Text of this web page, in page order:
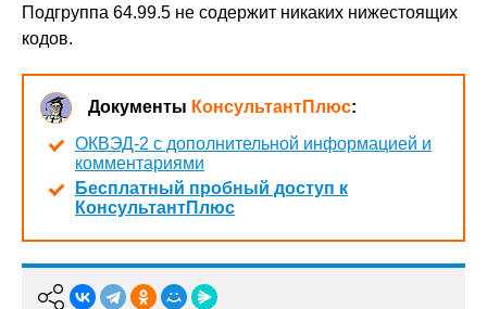
Подгруппа 64.99.5 не содержит никаких нижестоящих
кодов.
Документы КонсультантПлюс:
ОКВЭД-2 с дополнительной информацией и
комментариями
Бесплатный пробный доступ к
КонсультантПлюс